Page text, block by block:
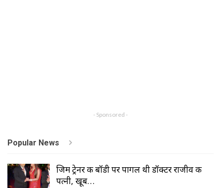
- Sponsored -
Popular News
जिम ट्रेनर की बॉडी पर पागल थी डॉक्टर राजीव की
पत्नी, खूब…